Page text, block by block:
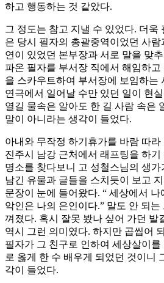
하고 행동하는 것 같았다.
그 정도는 참고 지낼 수 있었다. 더욱
은 당시 필자의 총괄중역이었던 사
연이 있었던 본부장과 서로 말을 맞
파온 필자를 부서장 직에서 해임하
을 스카우트하여 부서장에 보임하는
연극에서 일어날 수만 있던 일이 현
열길 물속은 알아도 한 길 사람 속은
말이 아니라는 생각이 들었다.
아내와 무작정 하기휴가를 바람 따
진주시 남강 근처에서 래프팅을 하
명소를 찾다보니 고 성철스님의 생가
남긴 유물과 글들을 스치듯이 보고
문장이 눈에 들어왔다. “ 세상에서
악인은 나의 은인이다.” 말도 안 되
껴졌다. 혹시 잘못 봤나 싶어 가던 발
역시 그런 의미였다. 하지만 곱씹어
필자가 그 친구로 인하여 세상살이
로 옳게 한 수 배우게 되었던 것이니
각이 들었다.